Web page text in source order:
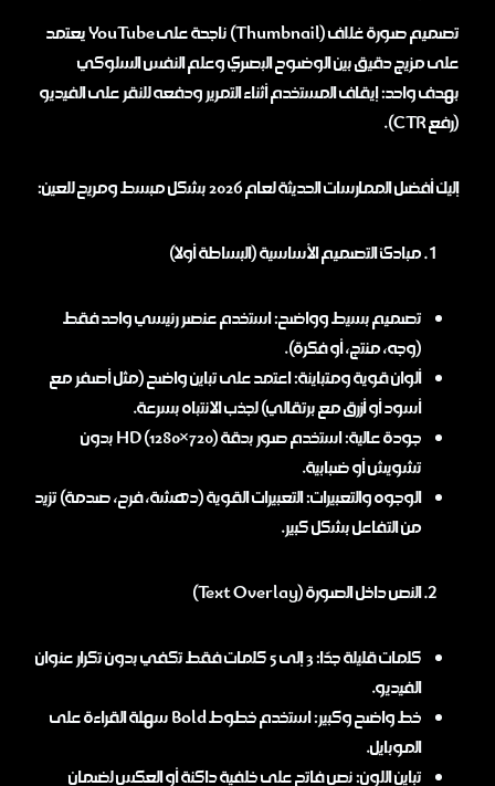
تصميم صورة غلاف (Thumbnail) ناجحة على YouTube يعتمد
على مزيج دقيق بين الوضوح البصري وعلم النفس السلوكي
بهدف واحد: إيقاف المستخدم أثناء التمرير ودفعه للنقر على الفيديو
(رفع CTR).
إليك أفضل الممارسات الحديثة لعام 2026 بشكل مبسط ومريح للعين:
مبادئ التصميم الأساسية (البساطة أولا)
تصميم بسيط وواضح: استخدم عنصر رئيسي واحد فقط
(وجه، منتج، أو فكرة).
ألوان قوية ومتباينة: اعتمد على تباين واضح (مثل أصفر مع
أسود أو أزرق مع برتقالي) لجذب الانتباه بسرعة.
جودة عالية: استخدم صور بدقة HD (1280×720) بدون
تشويش أو ضبابية.
الوجوه والتعبيرات: التعبيرات القوية (دهشة، فرح، صدمة) تزيد
من التفاعل بشكل كبير.
النص داخل الصورة (Text Overlay)
كلمات قليلة جدًا: 3 إلى 5 كلمات فقط تكفي بدون تكرار عنوان
الفيديو.
خط واضح وكبير: استخدم خطوط Bold سهلة القراءة على
الموبايل.
تباين اللون: نص فاتح على خلفية داكنة أو العكس لضمان